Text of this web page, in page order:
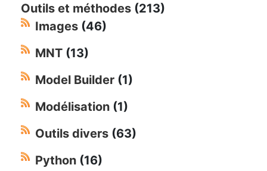
Outils et méthodes (213)
Images (46)
MNT (13)
Model Builder (1)
Modélisation (1)
Outils divers (63)
Python (16)